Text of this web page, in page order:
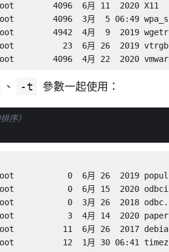
4096  6月 11  2020 X11
4096  3月  5 06:49
4942  4月  9  2019
23  6月 26  2019
4096  4月 22  2020
、 -t 參數一起使用：
序）
0  6月 26  2019
0  6月 15  2020
0  3月 26  2018
3  4月 14  2020
11  6月 26  2017
12  1月 30 06:41